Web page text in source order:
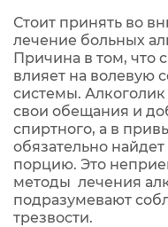
Стоит принять во
лечение больных
Причина в том, что
влияет на волевую
системы.
свои обещания и
спиртного, а в
обязательно
порцию. Это
методы лечения
подразумевают
трезвости.